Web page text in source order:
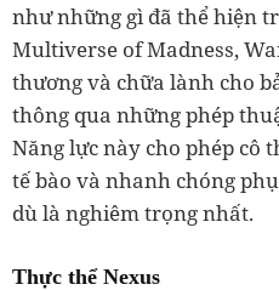
như những gì đã thể hiện
Multiverse of Madness,
thương và chữa lành cho
thông qua những phép
Năng lực này cho phép cô
tế bào và nhanh chóng
dù là nghiêm trọng nhất.
Thực thể Nexus